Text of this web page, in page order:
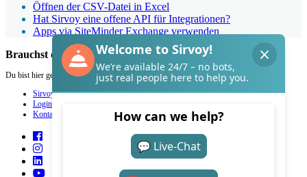
Öffnen der CSV-Datei in Excel
Hat Sirvoy eine offene API für Integrationen?
Apps via SiteMinder Exchange verwenden
Brauchst du Hilfe mit Sirvoy?
Du bist hier genau richtig.
Sirvoy
Login
Kontakt